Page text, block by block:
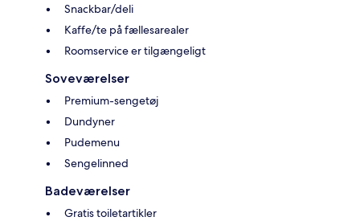
Snackbar/deli
Kaffe/te på fællesarealer
Roomservice er tilgængeligt
Soveværelser
Premium-sengetøj
Dundyner
Pudemenu
Sengelinned
Badeværelser
Gratis toiletartikler